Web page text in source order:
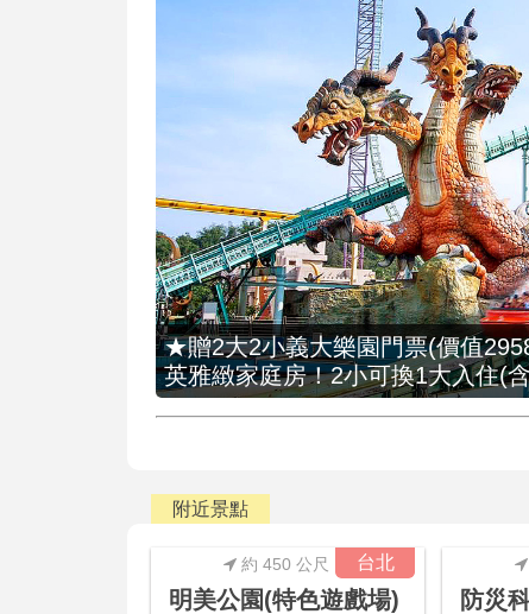
★贈2大2小義大樂園門票(價值
英雅緻家庭房！2小可換1大入住(
附近景點
台北
約 450 公尺
明美公園(特色遊戲場) 防災